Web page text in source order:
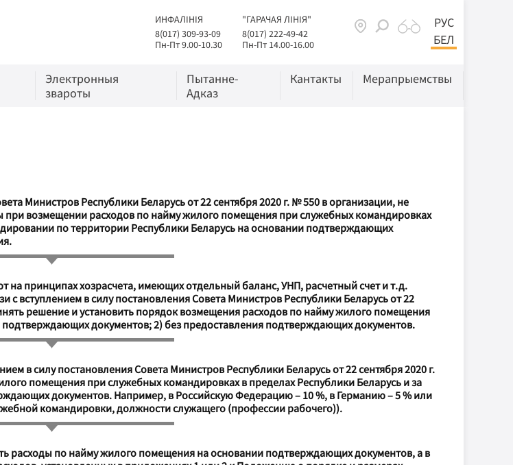
ИНФАЛІНІЯ
8(017) 309-93-09
Пн-Пт 9.00-10.30
"ГАРАЧАЯ ЛІНІЯ"
8(017) 222-49-42
Пн-Пт 14.00-16.00
РУС
БЕЛ
Электронныя
звароты
Пытанне-
Адказ
Кантакты Мерапрыемствы
Министров Республики Беларусь от 22 сентября 2020 г. № 550 в организации, не
возмещении расходов по найму жилого помещения при служебных командировках
по территории Республики Беларусь на основании подтверждающих
принципах хозрасчета, имеющих отдельный баланс, УНП, расчетный счет и т.д.
с вступлением в силу постановления Совета Министров Республики Беларусь от 22
решение и установить порядок возмещения расходов по найму жилого помещения
документов; 2) без предоставления подтверждающих документов.
в силу постановления Совета Министров Республики Беларусь от 22 сентября 2020 г.
помещения при служебных командировках в пределах Республики Беларусь и за
документов. Например, в Российскую Федерацию – 10 %, в Германию – 5 % или
командировки, должности служащего (профессии рабочего)).
расходы по найму жилого помещения на основании подтверждающих документов, а в